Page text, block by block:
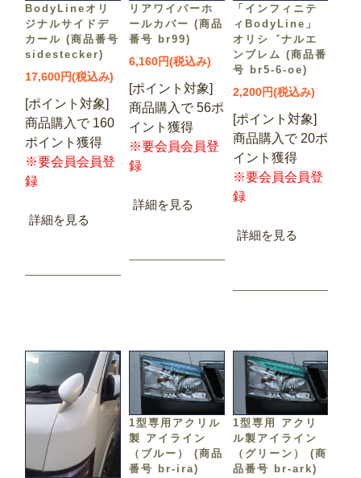
BodyLineオリ
ジナルサイドデ
カール (商品番号
sidestecker)
17,600円(税込み)
[ポイント対象]
商品購入で 160
ポイント獲得
※要会員会員登
録
詳細を見る
リアワイパーホ
ールカバー (商品
番号 br99)
6,160円(税込み)
[ポイント対象]
商品購入で 56ポ
イント獲得
※要会員会員登
録
詳細を見る
「インフィニテ
ィBodyLine」
オリシ゛ナルエ
ンブレム (商品番
号 br5-6-oe)
2,200円(税込み)
[ポイント対象]
商品購入で 20ポ
イント獲得
※要会員会員登
録
詳細を見る
1型専用アクリル
製 アイライン
（ブルー） (商品
番号 br-ira)
1型専用 アクリ
ル製アイライン
（グリーン） (商
品番号 br-ark)